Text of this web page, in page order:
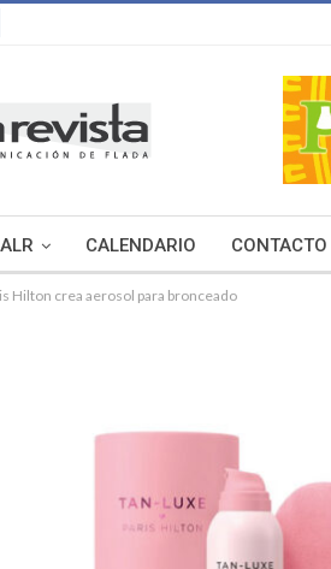
CALENDARIO CONTACTO
Hilton crea aerosol para bronceado